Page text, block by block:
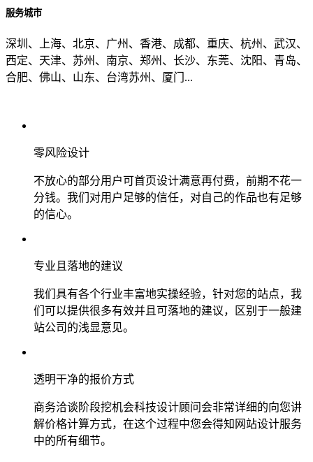
服务城市
深圳、上海、北京、广州、香港、成都、重庆、杭州、武汉、
西定、天津、苏州、南京、郑州、长沙、东莞、沈阳、青岛、
合肥、佛山、山东、台湾苏州、厦门...
零风险设计
不放心的部分用户可首页设计满意再付费，前期不花一
分钱。我们对用户足够的信任，对自己的作品也有足够
的信心。
专业且落地的建议
我们具有各个行业丰富地实操经验，针对您的站点，我
们可以提供很多有效并且可落地的建议，区别于一般建
站公司的浅显意见。
透明干净的报价方式
商务洽谈阶段挖机会科技设计顾问会非常详细的向您讲
解价格计算方式，在这个过程中您会得知网站设计服务
中的所有细节。